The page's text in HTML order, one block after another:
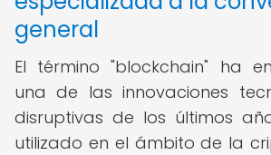
general
El término "blockchain" ha
una de las innovaciones
disruptivas de los últimos
utilizado en el ámbito de la